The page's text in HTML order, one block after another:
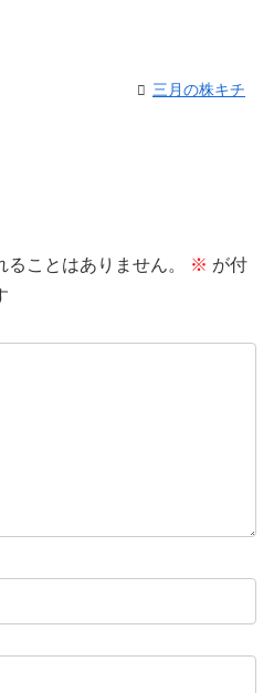
三月の株キチ
ことはありません。 ※ が付